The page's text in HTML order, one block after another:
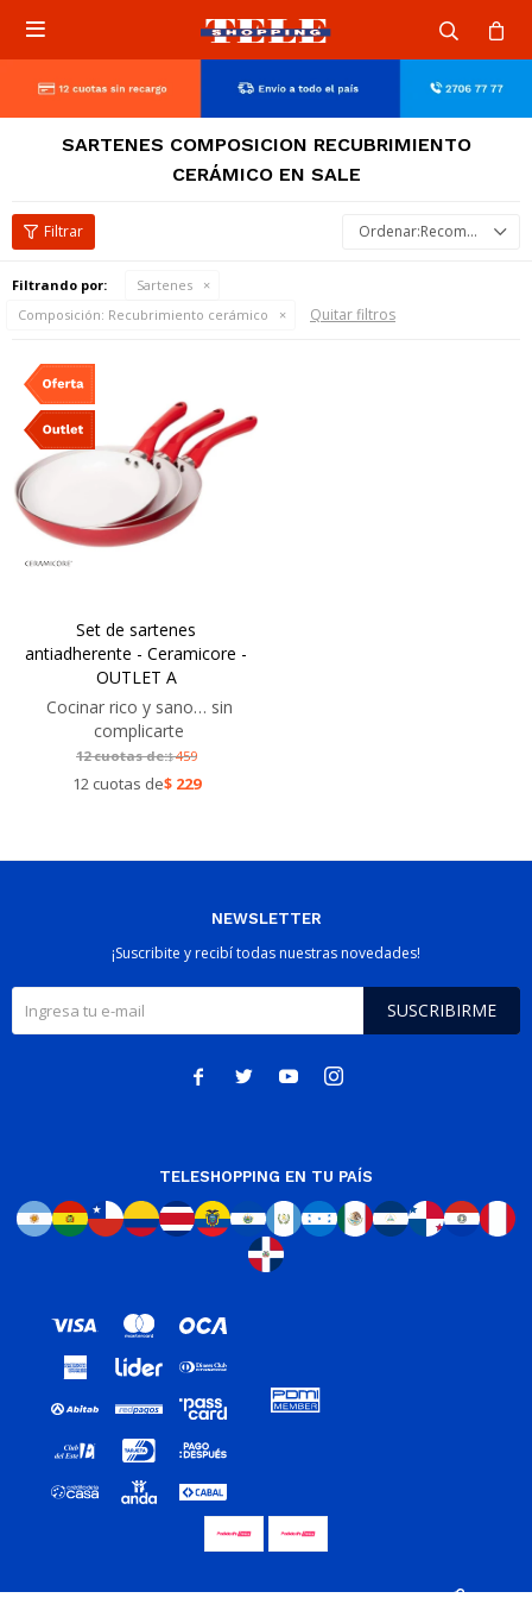

SARTENES COMPOSICION RECUBRIMIENTO
CERÁMICO EN SALE
Recomendados
Filtrando por:
Sartenes
Composición: Recubrimiento cerámico Quitar filtros
Set de sartenes
antiadherente - Ceramicore -
OUTLET A
Cocinar rico y sano… sin
complicarte
12 cuotas de:$459
12 cuotas de$ 229
NEWSLETTER
¡Suscribite y recibí todas nuestras novedades!
SUSCRIBIRME
   
TELESHOPPING EN TU PAÍS